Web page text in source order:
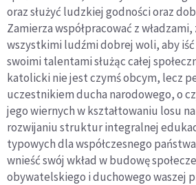
oraz służyć ludzkiej godności oraz
Zamierza współpracować z władzami,
wszystkimi ludźmi dobrej woli, aby
swoimi talentami służąc całej
katolicki nie jest czymś obcym, lecz
uczestnikiem ducha narodowego, o
jego wiernych w kształtowaniu losu
rozwijaniu struktur integralnej
typowych dla współczesnego
wnieść swój wkład w budowę
obywatelskiego i duchowego waszej